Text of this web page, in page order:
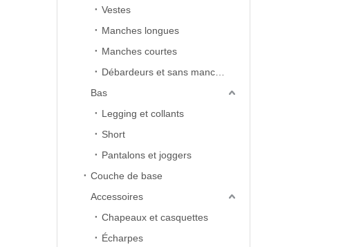
Vestes
Manches longues
Manches courtes
Bas
Legging et collants
Short
Pantalons et joggers
Couche de base
Accessoires
Chapeaux et casquettes
Écharpes